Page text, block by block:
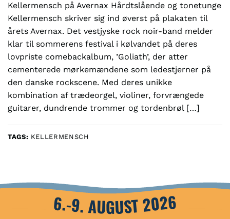
Kellermensch på Avernax Hårdtslående og tonetunge
Kellermensch skriver sig ind øverst på plakaten til
årets Avernax. Det vestjyske rock noir-band melder
klar til sommerens festival i kølvandet på deres
lovpriste comebackalbum, ’Goliath’, der atter
cementerede mørkemændene som ledestjerner på
den danske rockscene. Med deres unikke
kombination af trædeorgel, violiner, forvrængede
guitarer, dundrende trommer og tordenbrøl […]
TAGS: KELLERMENSCH
6.-9. AUGUST 2026